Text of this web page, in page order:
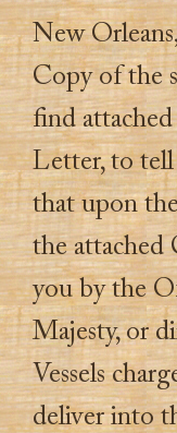
New
Copy of the
find
Letter, to
that upon
the attached
you by the
Majesty, or
Vessels
deliver into